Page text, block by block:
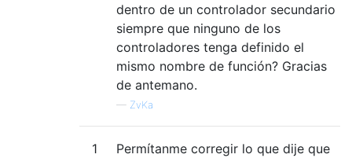
dentro de un controlador secundario
siempre que ninguno de los
controladores tenga definido el
mismo nombre de función? Gracias
de antemano.
— ZvKa
1
Permítanme corregir lo que dije que